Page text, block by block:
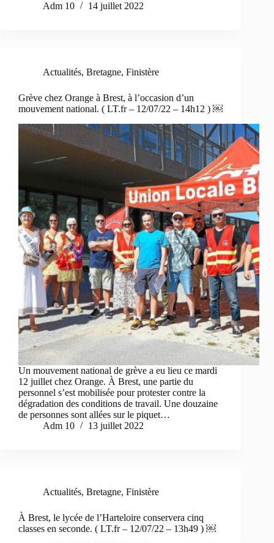
Adm 10
14 juillet 2022
Actualités, Bretagne, Finistère
Grève chez Orange à Brest, à l’occasion d’un
mouvement national. ( LT.fr – 12/07/22 – 14h12 ) ￼
Un mouvement national de grève a eu lieu ce mardi
12 juillet chez Orange. À Brest, une partie du
personnel s’est mobilisée pour protester contre la
dégradation des conditions de travail. Une douzaine
de personnes sont allées sur le piquet…
Adm 10
13 juillet 2022
Actualités, Bretagne, Finistère
À Brest, le lycée de l’Harteloire conservera cinq
classes en seconde. ( LT.fr – 12/07/22 – 13h49 ) ￼